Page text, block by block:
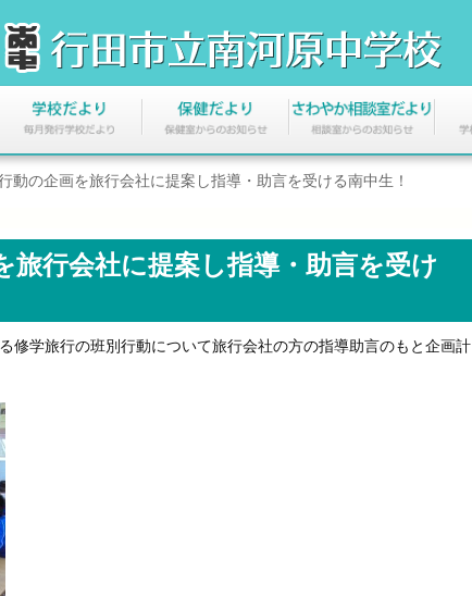
動の企画を旅行会社に提案し指導・助言を受ける南中生！
旅行会社に提案し指導・助言を受け
学旅行の班別行動について旅行会社の方の指導助言のもと企画計